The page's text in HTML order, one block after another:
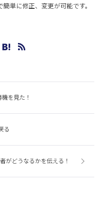
単に修正、変更が可能です。
を見た！
る
がどうなるかを伝える！